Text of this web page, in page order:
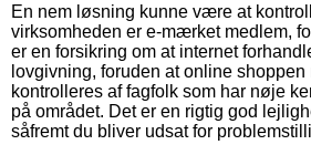
En nem løsning kunne være at
virksomheden er e-mærket medlem,
er en forsikring om at internet
lovgivning, foruden at online
kontrolleres af fagfolk som har nøje
på området. Det er en rigtig god
såfremt du bliver udsat for